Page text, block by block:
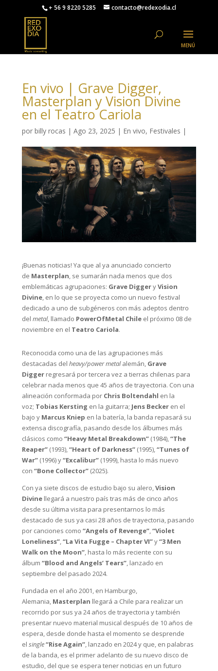
+ 56 9 8220 5285 contacto@redexodia.cl
En vivo | Grave Digger,
Masterplan y Vision Divine
en el Teatro Cariola
por billy rocas | Ago 23, 2025 | En vivo, Festivales |
¡Buenas noticias! Ya que al ya anunciado concierto
de Masterplan, se sumarán nada menos que dos
emblemáticas agrupaciones: Grave DiggeryVision
Divine, en lo que se proyecta como un nuevo festival
dedicado a uno de subgéneros con más adeptos dentro
del metal, llamado PowerOfMetal Chileel próximo 08 de
noviembre en el Teatro Cariola.
Reconocida como una de las agrupaciones más
destacadas del heavy/power metalalemán, Grave
Digger regresará por tercera vez a tierras chilenas para
celebrar nada menos que 45 años de trayectoria. Con una
alineación conformada por Chris Boltendahl en la
voz; Tobias Kersting en la guitarra; Jens Beckeren el
bajo y Marcus Kniep en la batería, la banda repasará su
extensa discografía, pasando desde los álbumes más
clásicos como “Heavy Metal Breakdown”(1984),“The
Reaper”(1993),“Heart of Darkness”(1995),“Tunes of
War”(1996) y“Excalibur” (1999), hasta lo más nuevo
con “Bone Collector” (2025).
Con ya siete discos de estudio bajo su alero,Vision
Divinellegará a nuestro país tras más de cinco años
desde su última visita para presentarnos lo más
destacado de sus ya casi 28 años de trayectoria, pasando
por canciones como “Angels of Revenge”,“Violet
Loneliness”,“La Vita Fugge – Chapter VI”y“3 Men
Walk on the Moon”, hasta lo más reciente con su
álbum “Blood and Angels’ Tears”, lanzado en
septiembre del pasado 2024.
Fundada en el año 2001, en Hamburgo,
Alemania, Masterplan llegará a Chile para realizar un
recorrido por sus ya 24 años de trayectoria y también
presentar nuevo material musical después de 10 años de
espera, desde donde hasta el momento se desprende
el single“Rise Again”, lanzado en 2024 y que, en palabras
de la banda, es el primer adelanto de su nuevo disco de
estudio, del que se espera tener noticias en un futuro